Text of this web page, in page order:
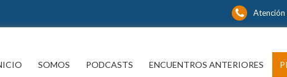
Atención
SOMOS PODCASTS ENCUENTROS ANTERIORES